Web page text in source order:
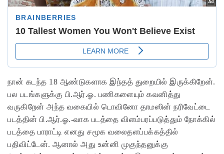
நான் கடந்த 18 ஆண்டுகளாக இந்தத் துறையில் இருக்கிறேன்.
பல படங்களுக்கு பி.ஆர்.ஓ. பணிகளையும் கவனித்து
வருகிறேன் அந்த வகையில் டொவினோ தாமஸின் நரிவேட்டை
படத்தின் பி.ஆர்.ஓ.-வாக படத்தை விளம்பரப்படுத்தும் நோக்கில்
படத்தை பாராட்டி எனது சமூக வலைதளப்பக்கத்தில்
பதிவிட்டேன். ஆனால் அது உன்னி முகுந்தனுக்கு